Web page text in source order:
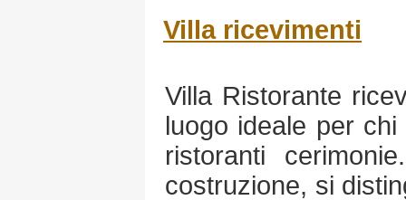
Villa ricevimenti
Villa Ristorante
luogo ideale per
ristoranti
costruzione, si